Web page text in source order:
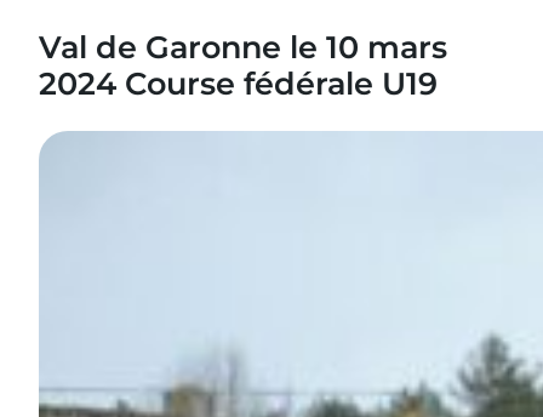
Val de Garonne le 10 mars
2024 Course fédérale U19